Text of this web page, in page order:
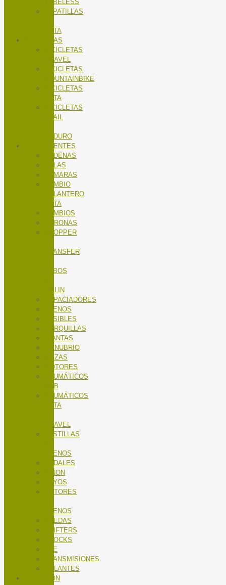
TUBELESS
ZAPATILLAS
RUTA
BICICLETAS
BICICLETAS
GRAVEL
BICICLETAS
MOUNTAINBIKE
BICICLETAS
RUTA
BICICLETAS
TRAIL
ENDURO
COMPONENTES
CADENAS
CALAS
CÁMARAS
CAMBIO
DELANTERO
RUTA
CAMBIOS
CORONAS
DROPPER
TRANSFER
TUBOS
SILLIN
ESPACIADORES
FRENOS
FUSIBLES
HORQUILLAS
LLANTAS
MANUBRIO
MAZAS
MOTORES
NEUMÁTICOS
MTB
NEUMÁTICOS
RUTA
GRAVEL
PASTILLAS
FRENOS
PEDALES
PIÑON
RAYOS
ROTORES
FRENOS
RUEDAS
SHIFTERS
SHOCKS
TEE
TRANSMISIONES
VOLANTES
NUTRICIÓN